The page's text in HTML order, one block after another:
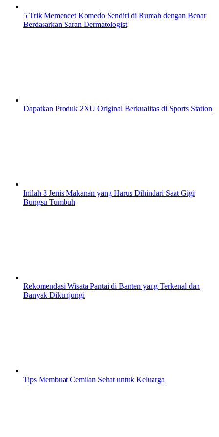
5 Trik Memencet Komedo Sendiri di Rumah dengan Benar
Berdasarkan Saran Dermatologist
Dapatkan Produk 2XU Original Berkualitas di Sports Station
Inilah 8 Jenis Makanan yang Harus Dihindari Saat Gigi
Bungsu Tumbuh
Rekomendasi Wisata Pantai di Banten yang Terkenal dan
Banyak Dikunjungi
Tips Membuat Cemilan Sehat untuk Keluarga